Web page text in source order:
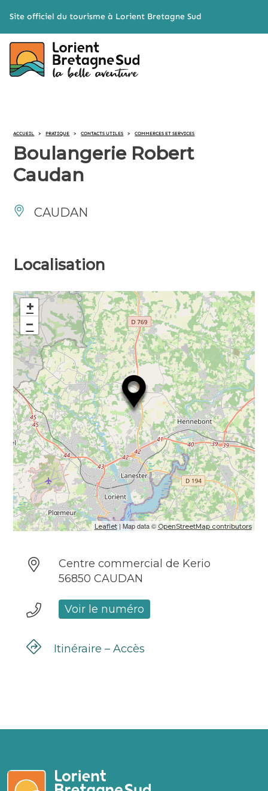
Site officiel du tourisme à Lorient Bretagne Sud
ACCUEIL > PRATIQUE > CONTACTS UTILES > COMMERCES ET SERVICES
Boulangerie Robert
Caudan
CAUDAN
Localisation
+
−
Leaflet| Map data © OpenStreetMap contributors
Centre commercial de Kerio
56850 CAUDAN
Voir le numéro
Itinéraire – Accès